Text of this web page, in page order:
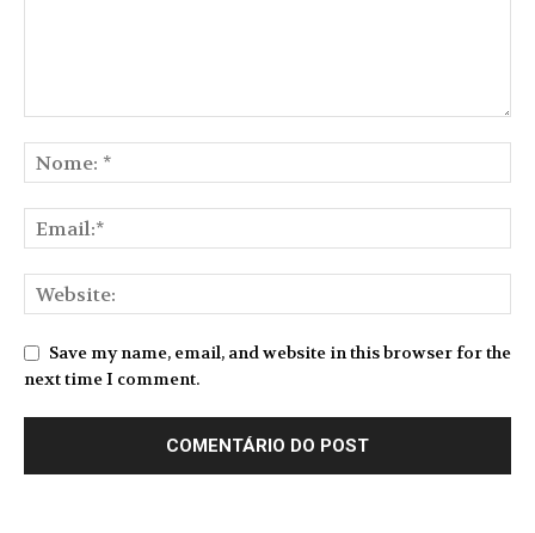
Save my name, email, and website in this browser for the
next time I comment.